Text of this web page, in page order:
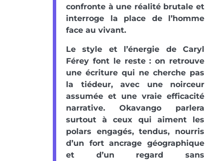
confronte à une réalité brutale et
interroge la place de l’homme
face au vivant.
Le style et l’énergie de Caryl
Férey font le reste : on retrouve
une écriture qui ne cherche pas
la tiédeur, avec une noirceur
assumée et une vraie efficacité
narrative. Okavango parlera
surtout à ceux qui aiment les
polars engagés, tendus, nourris
d’un fort ancrage géographique
et d’un regard sans